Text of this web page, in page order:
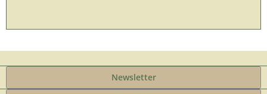
Newsletter